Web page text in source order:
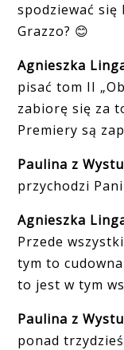
spodziewać się
Grazzo? 😊
Agnieszka
pisać tom II
zabiorę się za
Premiery są
Paulina z
przychodzi
Agnieszka
Przede
tym to
to jest w tym
Paulina z
ponad